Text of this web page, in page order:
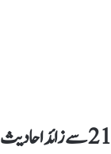
21 سے زائد احادیث